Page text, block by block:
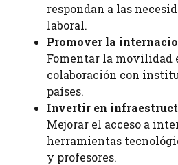
respondan a las
laboral.
Promover la
Fomentar la
colaboración con
países.
Invertir en
Mejorar el acceso a
herramientas
y profesores.